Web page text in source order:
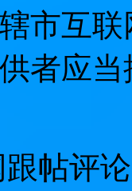
市互
者应
帖评